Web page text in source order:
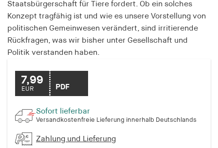
Staatsbürgerschaft für Tiere fordert. Ob ein solches
Konzept tragfähig ist und wie es unsere Vorstellung von
politischen Gemeinwesen verändert, sind irritierende
Rückfragen, was wir bisher unter Gesellschaft und
Politik verstanden haben.
7,99
EUR PDF
Sofort lieferbar
Versandkostenfreie Lieferung innerhalb Deutschlands
Zahlung und Lieferung
Name:
cookie_consent
Anbieter:
hamburger-edition.de
Zweck:
Speichert den Zustimmungsstatus des Benutzers
für Cookies auf der aktuellen Domäne.
Cookie Laufzeit:
1 Jahr